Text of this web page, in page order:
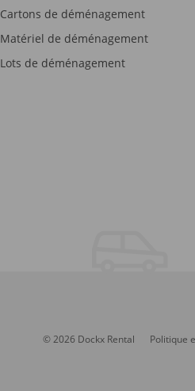
Cartons de déménagement
Matériel de déménagement
Lots de déménagement
© 2026 Dockx Rental Politique